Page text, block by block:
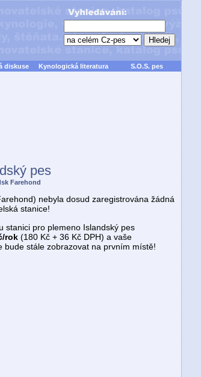
diskuse Kynologická literatura S.O.S. pes
pes
Farehond
nebyla dosud zaregistrována žádná
stanice!
stanici pro plemeno Islandský pes
rok (180 Kč + 36 Kč DPH) a vaše
bude stále zobrazovat na prvním místě!